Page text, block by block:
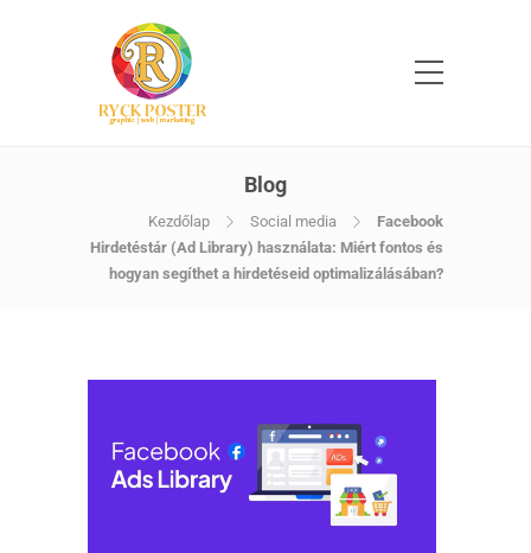
Blog
Kezdőlap Social media
Facebook
Hirdetéstár (Ad Library) használata: Miért fontos és
hogyan segíthet a hirdetéseid optimalizálásában?